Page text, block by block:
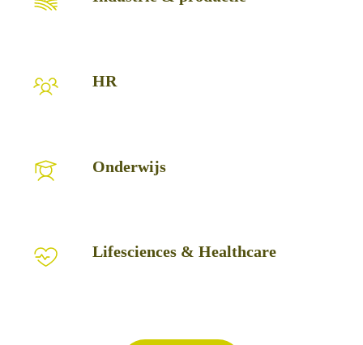
HR
Onderwijs
Lifesciences & Healthcare